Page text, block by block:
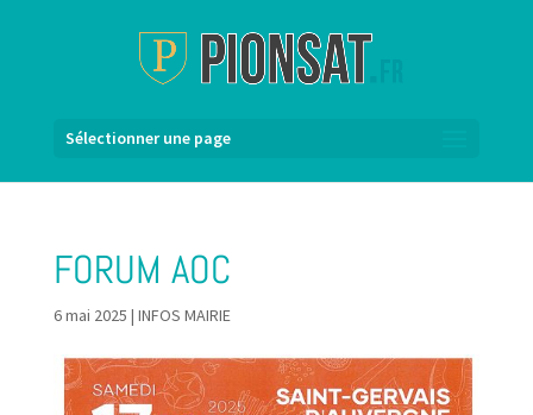
Sélectionner une page
FORUM AOC
6 mai 2025 | INFOS MAIRIE